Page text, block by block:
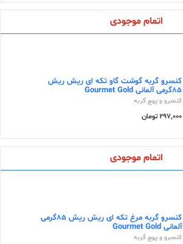
اتمام موجودی
کنسرو گربه گوشت گاو تکه ای ریش ریش
85گرمی آلمانی Gourmet Gold
کنسرو و پوچ گربه
297,000 تومان
اتمام موجودی
کنسرو گربه مرغ تکه ای ریش ریش 85گرمی
آلمانی Gourmet Gold
کنسرو و پوچ گربه